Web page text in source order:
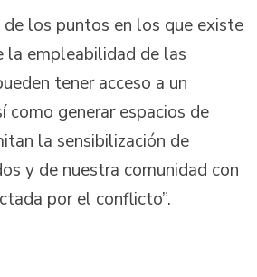
los puntos en los que existe
la empleabilidad de las
tener acceso a un
como generar espacios de
la sensibilización de
y de nuestra comunidad con
por el conflicto”.